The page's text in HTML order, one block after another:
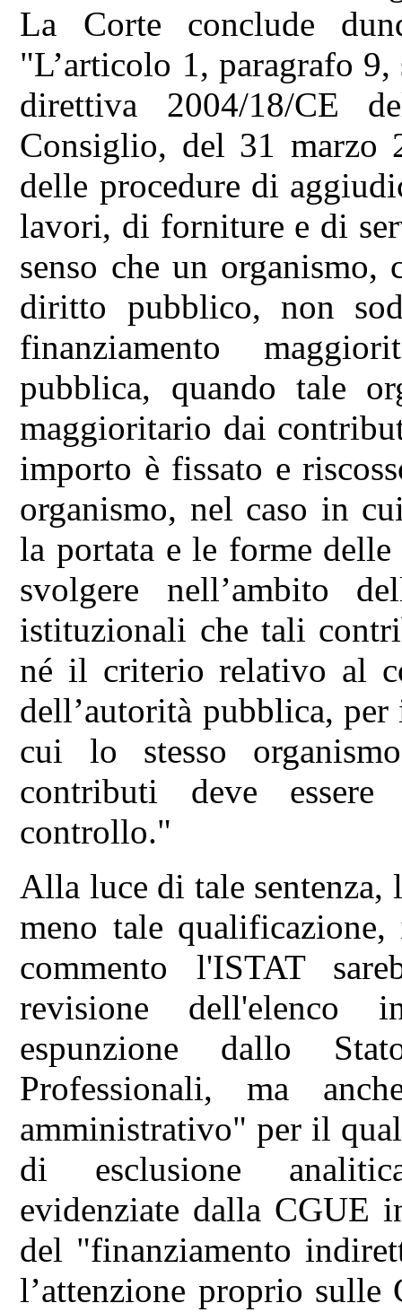
La Corte conclude
"L’articolo 1, paragrafo
direttiva 2004/18/CE
Consiglio, del 31 marzo
delle procedure di
lavori, di forniture e di
senso che un
diritto pubblico, non
finanziamento
pubblica, quando tale
maggioritario dai
importo è fissato e
organismo, nel caso in
la portata e le forme
svolgere nell’ambito
istituzionali che tali
né il criterio relativo al
dell’autorità pubblica,
cui lo stesso
contributi deve
controllo."
Alla luce di tale sentenza,
meno tale
commento l'ISTAT
revisione dell'elenco
espunzione dallo
Professionali, ma
amministrativo" per il
di esclusione
evidenziate dalla CGUE
del "finanziamento
l’attenzione proprio sulle